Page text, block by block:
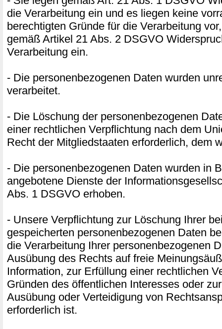
die Verarbeitung ein und es liegen keine
berechtigten Gründe für die Verarbeitung
gemäß Artikel 21 Abs. 2 DSGVO
Verarbeitung ein.
- Die personenbezogenen Daten wurden
verarbeitet.
- Die Löschung der personenbezogenen
einer rechtlichen Verpflichtung nach dem
Recht der Mitgliedstaaten erforderlich, dem
- Die personenbezogenen Daten wurden in
angebotene Dienste der
Abs. 1 DSGVO erhoben.
- Unsere Verpflichtung zur Löschung Ihrer
gespeicherten personenbezogenen Daten
die Verarbeitung Ihrer personenbezogenen
Ausübung des Rechts auf freie
Information, zur Erfüllung einer rechtlichen
Gründen des öffentlichen Interesses oder
Ausübung oder Verteidigung von
erforderlich ist.